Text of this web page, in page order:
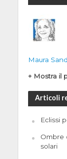
Maura
+ Mostra il
Articoli
Eclissi
Ombre
solari